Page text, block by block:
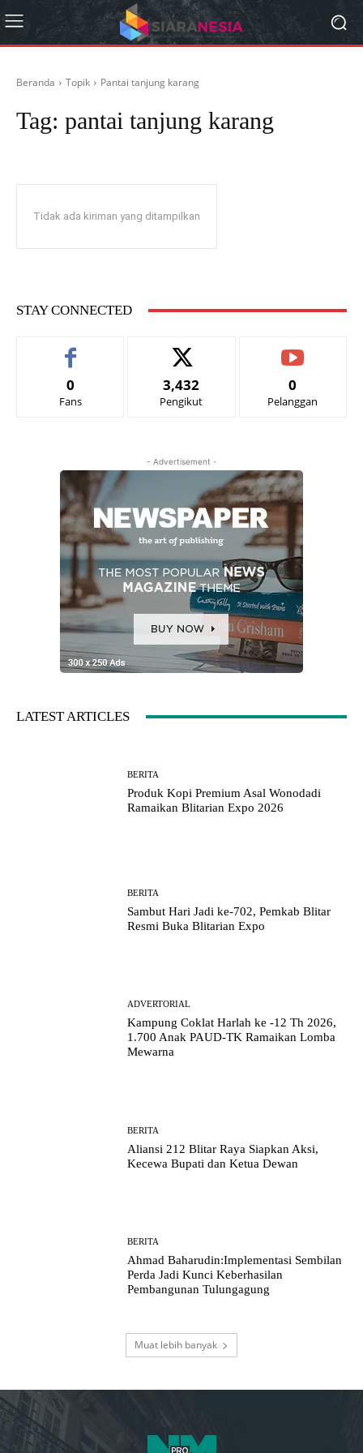
Beranda Topik Pantai tanjung karang
Tag: pantai tanjung karang
Tidak ada kiriman yang ditampilkan
STAY CONNECTED
0
Fans
3,432
Pengikut
0
Pelanggan
- Advertisement -
LATEST ARTICLES
BERITA
Produk Kopi Premium Asal Wonodadi
Ramaikan Blitarian Expo 2026
BERITA
Sambut Hari Jadi ke-702, Pemkab Blitar
Resmi Buka Blitarian Expo
ADVERTORIAL
Kampung Coklat Harlah ke -12 Th 2026,
1.700 Anak PAUD-TK Ramaikan Lomba
Mewarna
BERITA
Aliansi 212 Blitar Raya Siapkan Aksi,
Kecewa Bupati dan Ketua Dewan
BERITA
Ahmad Baharudin:Implementasi Sembilan
Perda Jadi Kunci Keberhasilan
Pembangunan Tulungagung
Muat lebih banyak